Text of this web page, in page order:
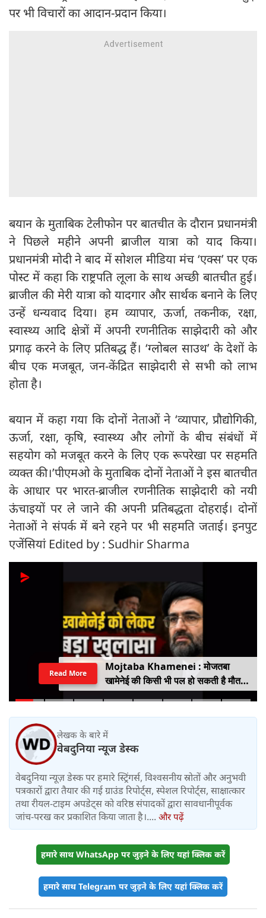
पर भी विचारों का आदान-प्रदान किया।
बयान के मुताबिक टेलीफोन पर बातचीत के दौरान प्रधानमंत्री
ने पिछले महीने अपनी ब्राजील यात्रा को याद किया।
प्रधानमंत्री मोदी ने बाद में सोशल मीडिया मंच ‘एक्स’ पर एक
पोस्ट में कहा कि राष्ट्रपति लूला के साथ अच्छी बातचीत हुई।
ब्राजील की मेरी यात्रा को यादगार और सार्थक बनाने के लिए
उन्हें धन्यवाद दिया। हम व्यापार, ऊर्जा, तकनीक, रक्षा,
स्वास्थ्य आदि क्षेत्रों में अपनी रणनीतिक साझेदारी को और
प्रगाढ़ करने के लिए प्रतिबद्ध हैं। ‘ग्लोबल साउथ’ के देशों के
बीच एक मजबूत, जन-केंद्रित साझेदारी से सभी को लाभ
होता है।
बयान में कहा गया कि दोनों नेताओं ने ‘व्यापार, प्रौद्योगिकी,
ऊर्जा, रक्षा, कृषि, स्वास्थ्य और लोगों के बीच संबंधों में
सहयोग को मजबूत करने के लिए एक रूपरेखा पर सहमति
व्यक्त की।’पीएमओ के मुताबिक दोनों नेताओं ने इस बातचीत
के आधार पर भारत-ब्राजील रणनीतिक साझेदारी को नयी
ऊंचाइयों पर ले जाने की अपनी प्रतिबद्धता दोहराई। दोनों
नेताओं ने संपर्क में बने रहने पर भी सहमति जताई। इनपुट
एजेंसियां Edited by : Sudhir Sharma
Mojtaba Khamenei : मोजतबा
खामेनेई की किसी भी पल हो सकती है मौत,
इजराइली मीडिया के दावे के बीच सामने आया
Read More
लेखक के बारे में
वेबदुनिया न्यूज डेस्क
वेबदुनिया न्यूज़ डेस्क पर हमारे स्ट्रिंगर्स, विश्वसनीय स्रोतों और अनुभवी
पत्रकारों द्वारा तैयार की गई ग्राउंड रिपोर्ट्स, स्पेशल रिपोर्ट्स, साक्षात्कार
तथा रीयल-टाइम अपडेट्स को वरिष्ठ संपादकों द्वारा सावधानीपूर्वक
जांच-परख कर प्रकाशित किया जाता है।.... और पढ़ें
हमारे साथ WhatsApp पर जुड़ने के लिए यहां क्लिक करें
हमारे साथ Telegram पर जुड़ने के लिए यहां क्लिक करें